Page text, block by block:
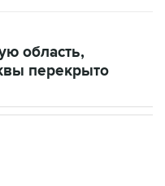
область,
перекрыто